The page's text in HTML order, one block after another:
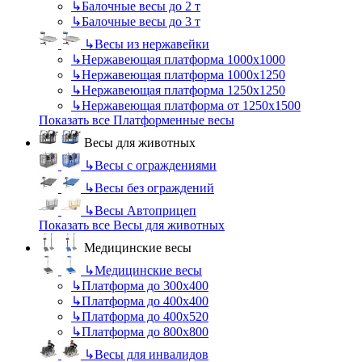
↳Балочные весы до 2 т
↳Балочные весы до 3 т
↳Весы из нержавейки
↳Нержавеющая платформа 1000х1000
↳Нержавеющая платформа 1000х1250
↳Нержавеющая платформа 1250х1250
↳Нержавеющая платформа от 1250х1500
Показать все Платформенные весы
Весы для животных
↳Весы с ограждениями
↳Весы без ограждений
↳Весы Автоприцеп
Показать все Весы для животных
Медицинские весы
↳Медицинские весы
↳Платформа до 300х400
↳Платформа до 400х400
↳Платформа до 400х520
↳Платформа до 800х800
↳Весы для инвалидов